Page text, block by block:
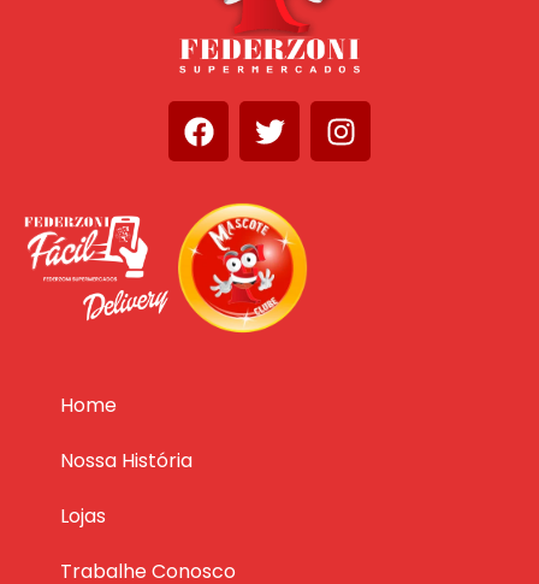
Home
Nossa História
Lojas
Trabalhe Conosco